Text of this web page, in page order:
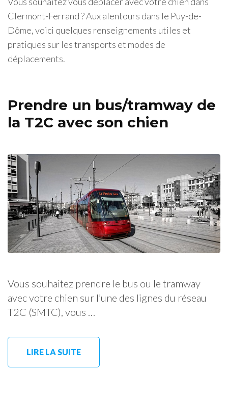
Clermont-Ferrand ? Aux alentours dans le Puy-de-
Dôme, voici quelques renseignements utiles et
pratiques sur les transports et modes de
déplacements.
Prendre un bus/tramway de
la T2C avec son chien
Vous souhaitez prendre le bus ou le tramway
avec votre chien sur l’une des lignes du réseau
T2C (SMTC), vous …
LIRE LA SUITE